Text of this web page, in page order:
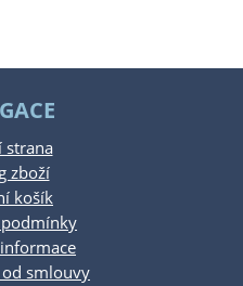
strana
zboží
košík
smlouvy